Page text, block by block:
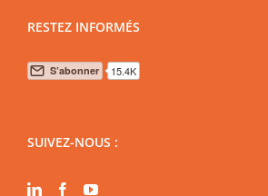
RESTEZ INFORMÉS
SUIVEZ-NOUS :